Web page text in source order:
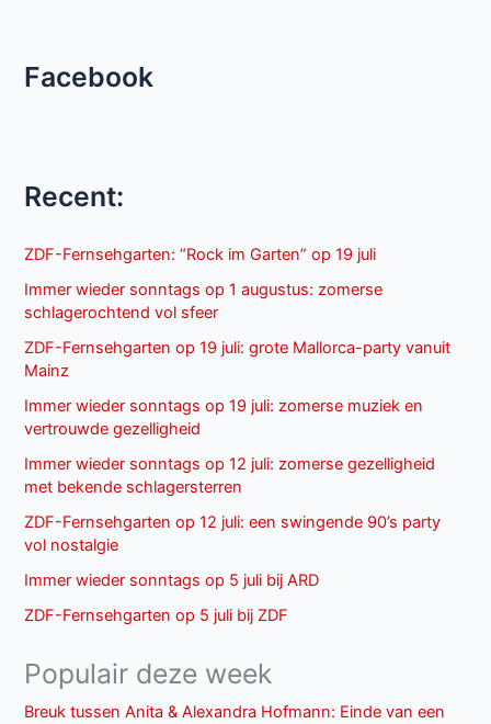
Facebook
Recent:
ZDF-Fernsehgarten: “Rock im Garten” op 19 juli
Immer wieder sonntags op 1 augustus: zomerse
schlagerochtend vol sfeer
ZDF-Fernsehgarten op 19 juli: grote Mallorca-party vanuit
Mainz
Immer wieder sonntags op 19 juli: zomerse muziek en
vertrouwde gezelligheid
Immer wieder sonntags op 12 juli: zomerse gezelligheid
met bekende schlagersterren
ZDF-Fernsehgarten op 12 juli: een swingende 90’s party
vol nostalgie
Immer wieder sonntags op 5 juli bij ARD
ZDF-Fernsehgarten op 5 juli bij ZDF
Populair deze week
Breuk tussen Anita & Alexandra Hofmann: Einde van een